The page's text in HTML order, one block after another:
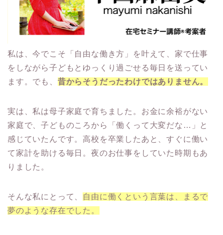
私は、今でこそ「自由な働き方」を叶えて、家で仕事
をしながら子どもとゆっくり過ごせる毎日を送ってい
ます。でも、 昔からそうだったわけではありません。
実は、私は母子家庭で育ちました。お金に余裕がない
家庭で、子どものころから「働くって大変だな…」と
感じていたんです。高校を卒業したあと、すぐに働い
て家計を助ける毎日。夜のお仕事をしていた時期もあ
りました。
そんな私にとって、
自由に働くという言葉は、まるで
夢のような存在でした。